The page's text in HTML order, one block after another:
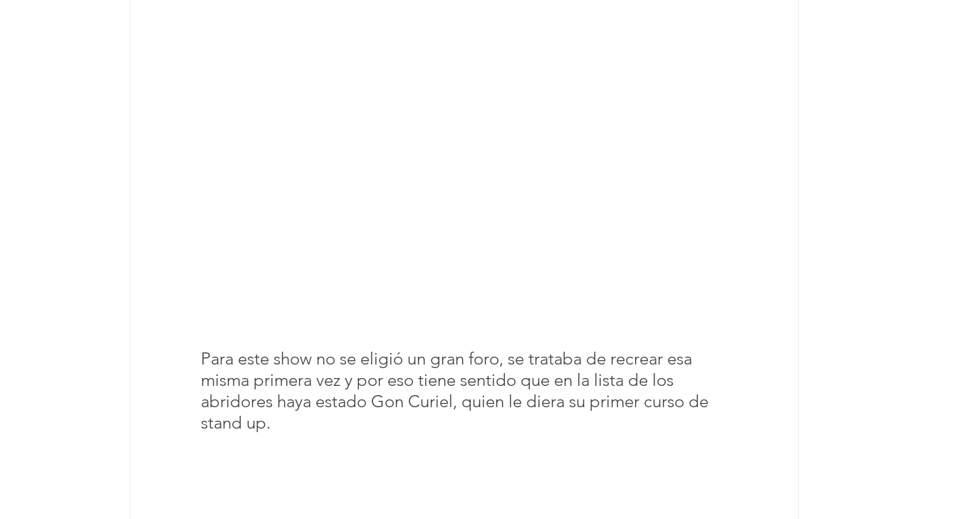
Para este show no se eligió un gran foro, se trataba de recrear esa
misma primera vez y por eso tiene sentido que en la lista de los
abridores haya estado Gon Curiel, quien le diera su primer curso de
stand up.